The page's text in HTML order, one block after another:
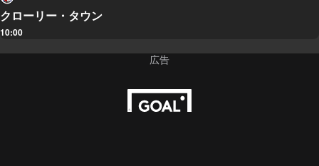
クローリー・タウン
10:00